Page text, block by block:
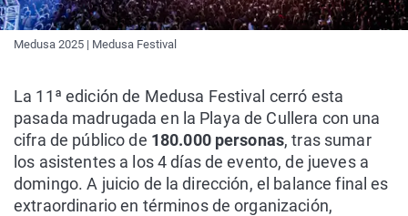
Medusa 2025 | Medusa Festival
La 11ª edición de Medusa Festival cerró esta
pasada madrugada en la Playa de Cullera con una
cifra de público de 180.000 personas, tras sumar
los asistentes a los 4 días de evento, de jueves a
domingo. A juicio de la dirección, el balance final es
extraordinario en términos de organización,